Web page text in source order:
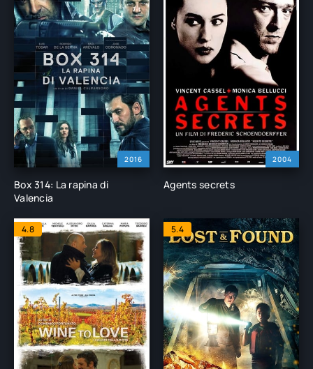
2016
Box 314: La rapina di
Valencia
2004
Agents secrets
4.8 5.4